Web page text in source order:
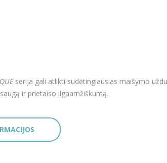
serija gali atlikti sudėtingiausias maišymo
ir prietaiso ilgaamžiškumą.